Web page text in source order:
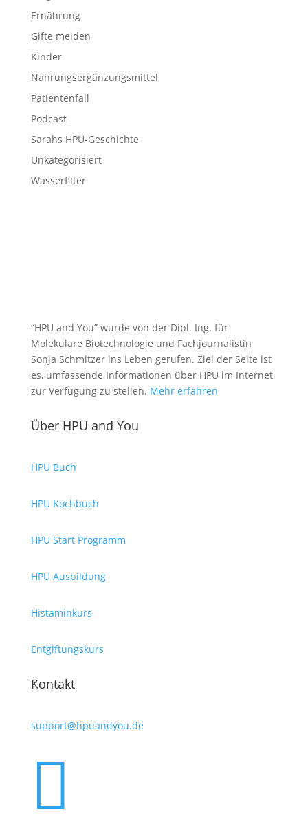
Ernährung
Gifte meiden
Kinder
Nahrungsergänzungsmittel
Patientenfall
Podcast
Sarahs HPU-Geschichte
Unkategorisiert
Wasserfilter
“HPU and You” wurde von der Dipl. Ing. für
Molekulare Biotechnologie und Fachjournalistin
Sonja Schmitzer ins Leben gerufen. Ziel der Seite ist
es, umfassende Informationen über HPU im Internet
zur Verfügung zu stellen. Mehr erfahren
Über HPU and You
HPU Buch
HPU Kochbuch
HPU Start Programm
HPU Ausbildung
Histaminkurs
Entgiftungskurs
Kontakt
support@hpuandyou.de
